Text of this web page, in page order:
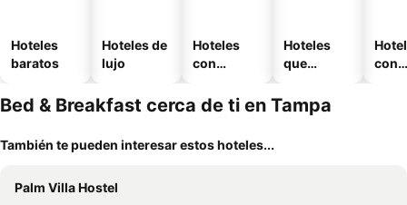
Hoteles
baratos
Hoteles de
lujo
Hoteles
con
Hoteles
que
mascotas
con
Bed & Breakfast cerca de ti en Tampa
También te pueden interesar estos hoteles...
Palm Villa Hostel